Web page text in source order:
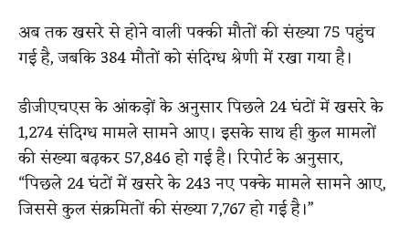
अब तक खसरे से होने वाली पक्की मौतों की संख्या 75 पहुंच
गई है, जबकि 384 मौतों को संदिग्ध श्रेणी में रखा गया है।
डीजीएचएस के आंकड़ों के अनुसार पिछले 24 घंटों में खसरे के
1,274 संदिग्ध मामले सामने आए। इसके साथ ही कुल मामलों
की संख्या बढ़कर 57,846 हो गई है। रिपोर्ट के अनुसार,
“पिछले 24 घंटों में खसरे के 243 नए पक्के मामले सामने आए,
जिससे कुल संक्रमितों की संख्या 7,767 हो गई है।”